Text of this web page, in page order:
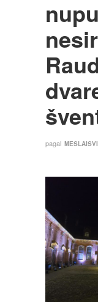
pagal MESLAISVI